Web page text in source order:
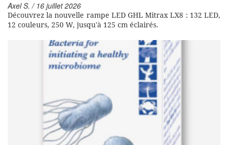
Axel S. / 16 juillet 2026
Découvrez la nouvelle rampe LED GHL Mitrax LX8 : 132 LED,
12 couleurs, 250 W, jusqu'à 125 cm éclairés.